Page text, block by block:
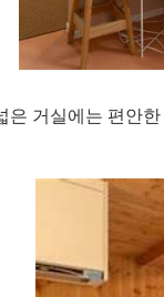
거실에는 편안